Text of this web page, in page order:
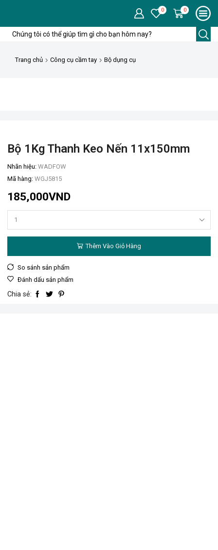
0 0
Trường
kiếm
Trang chủ Công cụ cầm tay Bộ dụng cụ
Bộ 1Kg Thanh Keo Nến 11x150mm
Nhãn hiệu: WADFOW
Mã hàng: WGJ5815
185,000VND
1Kg
keo
nến
Thêm Vào Giỏ Hàng
So sánh sản phẩm
Đánh dấu sản phẩm
Chia sẻ: